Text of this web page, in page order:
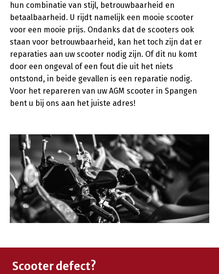
hun combinatie van stijl, betrouwbaarheid en
betaalbaarheid. U rijdt namelijk een mooie scooter
voor een mooie prijs. Ondanks dat de scooters ook
staan voor betrouwbaarheid, kan het toch zijn dat er
reparaties aan uw scooter nodig zijn. Of dit nu komt
door een ongeval of een fout die uit het niets
ontstond, in beide gevallen is een reparatie nodig.
Voor het repareren van uw AGM scooter in Spangen
bent u bij ons aan het juiste adres!
Scooter defect?